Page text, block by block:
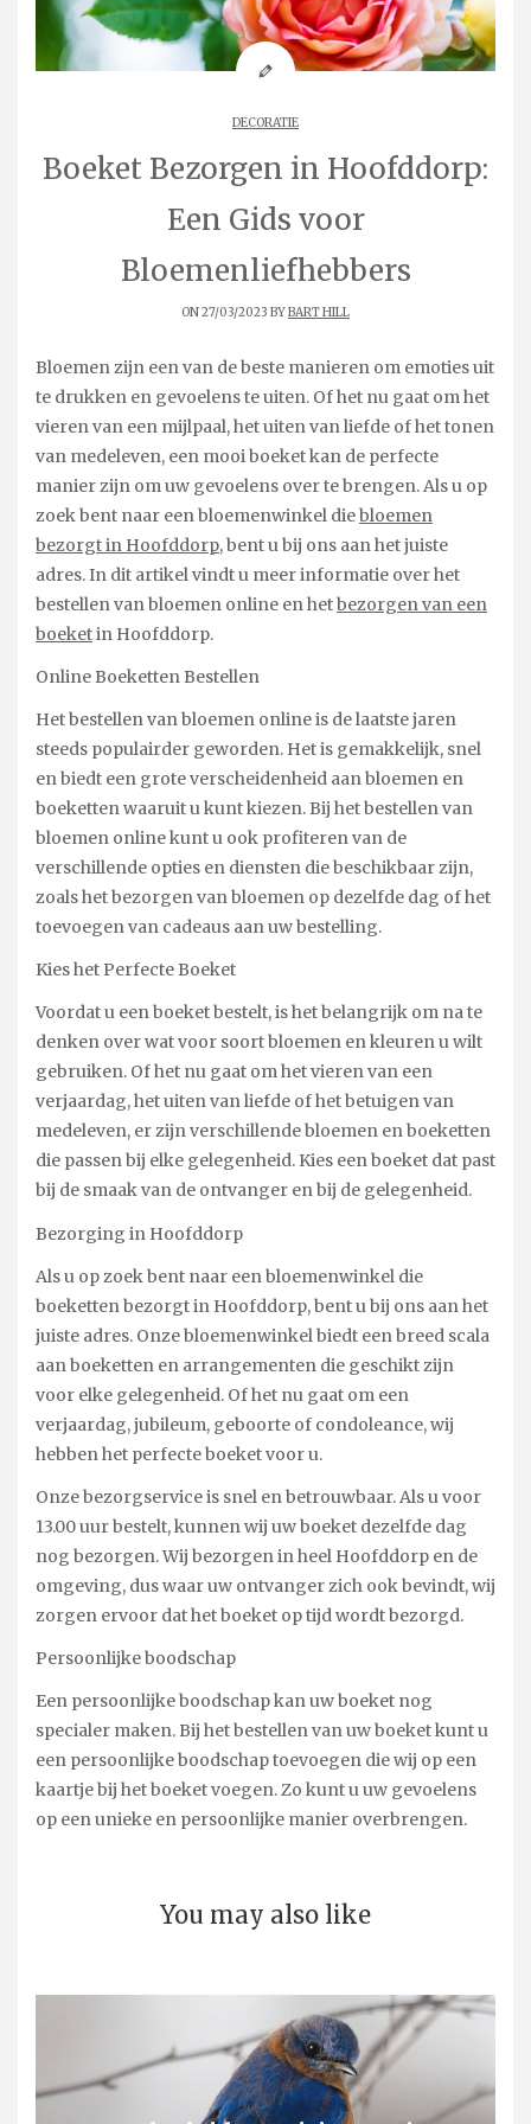
DECORATIE
Boeket Bezorgen in Hoofddorp:
Een Gids voor
Bloemenliefhebbers
ON 27/03/2023 BYBART HILL
Bloemen zijn een van de beste manieren om emoties uit
te drukken en gevoelens te uiten. Of het nu gaat om het
vieren van een mijlpaal, het uiten van liefde of het tonen
van medeleven, een mooi boeket kan de perfecte
manier zijn om uw gevoelens over te brengen. Als u op
zoek bent naar een bloemenwinkel diebloemen
bezorgt in Hoofddorp, bent u bij ons aan het juiste
adres. In dit artikel vindt u meer informatie over het
bestellen van bloemen online en hetbezorgen van een
boeketin Hoofddorp.
Online Boeketten Bestellen
Het bestellen van bloemen online is de laatste jaren
steeds populairder geworden. Het is gemakkelijk, snel
en biedt een grote verscheidenheid aan bloemen en
boeketten waaruit u kunt kiezen. Bij het bestellen van
bloemen online kunt u ook profiteren van de
verschillende opties en diensten die beschikbaar zijn,
zoals het bezorgen van bloemen op dezelfde dag of het
toevoegen van cadeaus aan uw bestelling.
Kies het Perfecte Boeket
Voordat u een boeket bestelt, is het belangrijk om na te
denken over wat voor soort bloemen en kleuren u wilt
gebruiken. Of het nu gaat om het vieren van een
verjaardag, het uiten van liefde of het betuigen van
medeleven, er zijn verschillende bloemen en boeketten
die passen bij elke gelegenheid. Kies een boeket dat past
bij de smaak van de ontvanger en bij de gelegenheid.
Bezorging in Hoofddorp
Als u op zoek bent naar een bloemenwinkel die
boeketten bezorgt in Hoofddorp, bent u bij ons aan het
juiste adres. Onze bloemenwinkel biedt een breed scala
aan boeketten en arrangementen die geschikt zijn
voor elke gelegenheid. Of het nu gaat om een
verjaardag, jubileum, geboorte of condoleance, wij
hebben het perfecte boeket voor u.
Onze bezorgservice is snel en betrouwbaar. Als u voor
13.00 uur bestelt, kunnen wij uw boeket dezelfde dag
nog bezorgen. Wij bezorgen in heel Hoofddorp en de
omgeving, dus waar uw ontvanger zich ook bevindt, wij
zorgen ervoor dat het boeket op tijd wordt bezorgd.
Persoonlijke boodschap
Een persoonlijke boodschap kan uw boeket nog
specialer maken. Bij het bestellen van uw boeket kunt u
een persoonlijke boodschap toevoegen die wij op een
kaartje bij het boeket voegen. Zo kunt u uw gevoelens
op een unieke en persoonlijke manier overbrengen.
You may also like